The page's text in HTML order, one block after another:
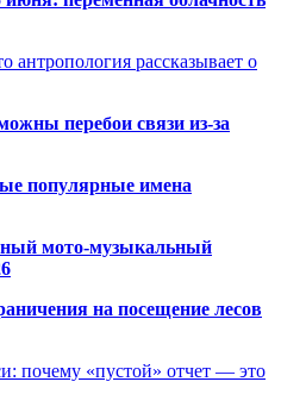
антропология рассказывает о
перебои связи из-за
популярные имена
мото-музыкальный
на посещение лесов
почему «пустой» отчет — это